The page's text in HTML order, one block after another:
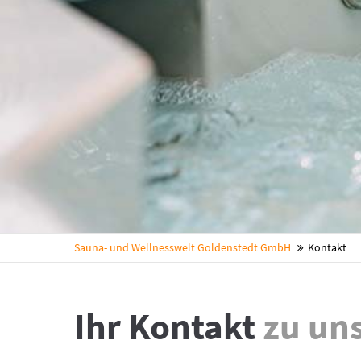
Sauna- und Wellnesswelt Goldenstedt GmbH Kontakt
Ihr Kontaktzu